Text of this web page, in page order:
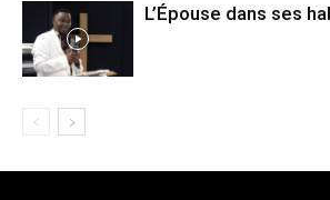
L’Épouse dans ses